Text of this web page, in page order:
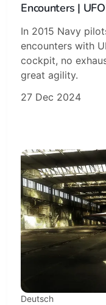
Encounters |
In 2015 Navy
encounters with
cockpit, no
great agility.
27 Dec 2024
Deutsch